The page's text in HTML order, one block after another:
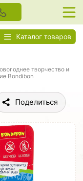
Каталог товаров
творчество и
Bondibon
Поделиться